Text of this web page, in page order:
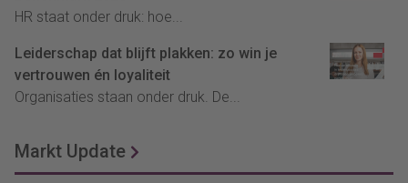
HR staat onder druk: hoe...
Leiderschap dat blijft plakken: zo win je
vertrouwen én loyaliteit
Organisaties staan onder druk. De...
Markt Update